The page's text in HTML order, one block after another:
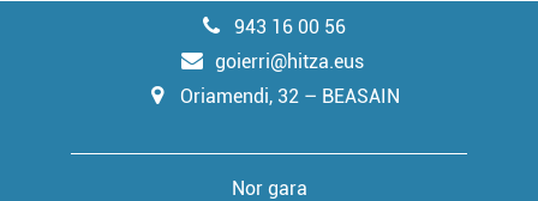
943 16 00 56
goierri@hitza.eus
Oriamendi, 32 – BEASAIN
Nor gara